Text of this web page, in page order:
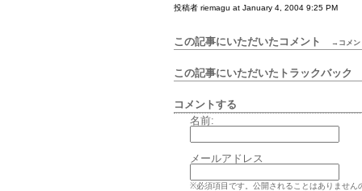
投稿者 riemagu at January 4, 2004 9:25 PM
この記事にいただいたコメント →コメン
この記事にいただいたトラックバック
コメントする
名前:
メールアドレス
※必須項目です。公開されることはありません